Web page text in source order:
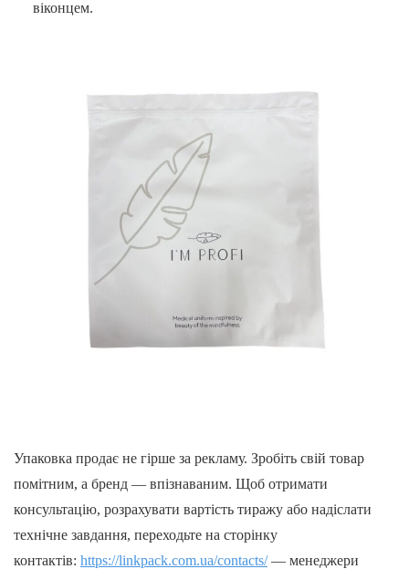
віконцем.
Упаковка продає не гірше за рекламу. Зробіть свій товар
помітним, а бренд — впізнаваним. Щоб отримати
консультацію, розрахувати вартість тиражу або надіслати
технічне завдання, переходьте на сторінку
контактів: https://linkpack.com.ua/contacts/— менеджери